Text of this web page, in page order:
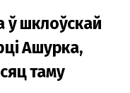
ў шклоўскай
Ашурка,
таму